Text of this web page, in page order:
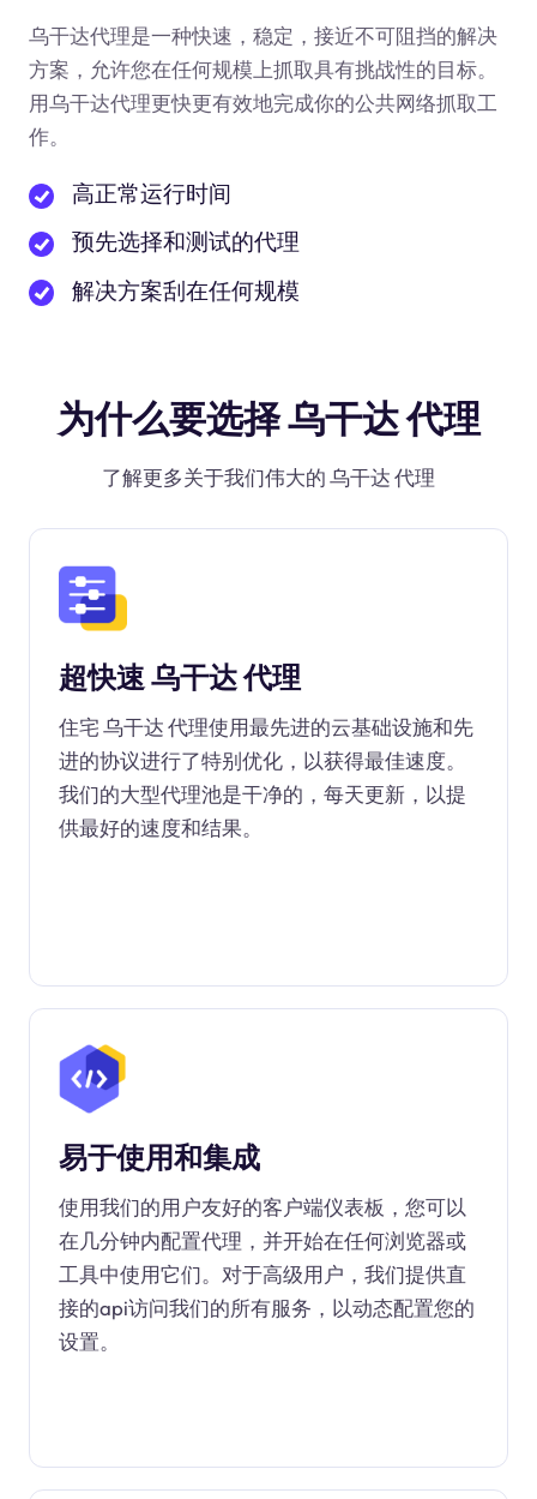
乌干达代理是一种快速，稳定，接近不可阻挡的解决
方案，允许您在任何规模上抓取具有挑战性的目标。
用乌干达代理更快更有效地完成你的公共网络抓取工
作。
高正常运行时间
预先选择和测试的代理
解决方案刮在任何规模
为什么要选择 乌干达 代理
了解更多关于我们伟大的 乌干达 代理
超快速 乌干达 代理
住宅 乌干达 代理使用最先进的云基础设施和先
进的协议进行了特别优化，以获得最佳速度。
我们的大型代理池是干净的，每天更新，以提
供最好的速度和结果。
易于使用和集成
使用我们的用户友好的客户端仪表板，您可以
在几分钟内配置代理，并开始在任何浏览器或
工具中使用它们。对于高级用户，我们提供直
接的api访问我们的所有服务，以动态配置您的
设置。